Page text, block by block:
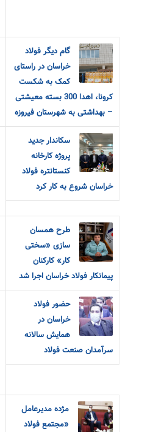
گام دیگر فولاد
خراسان در راستای
کمک به شکست
کرونا، اهدا 300 بسته معیشتی
– بهداشتی به شهرستان فیروزه
سکاندار جدید
پروژه کارخانه
کنستانتره فولاد
خراسان شروع به کار کرد
طرح همسان
سازی «سختی
کار» کارکنان
پیمانکار فولاد خراسان اجرا شد
حضور فولاد
خراسان در
همایش سالانه
سرآمدان صنعت فولاد
مژده مدیرعامل
«مجتمع فولاد